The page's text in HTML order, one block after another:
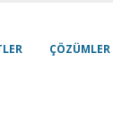
ÇÖZÜMLER